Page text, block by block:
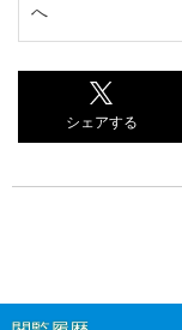
へ
シェアする